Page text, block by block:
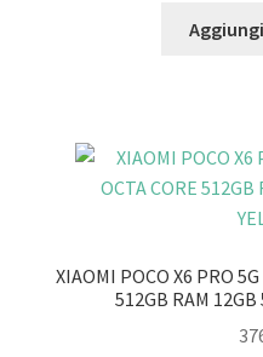
XIAOMI POCO X6 PRO
512GB RAM 12GB